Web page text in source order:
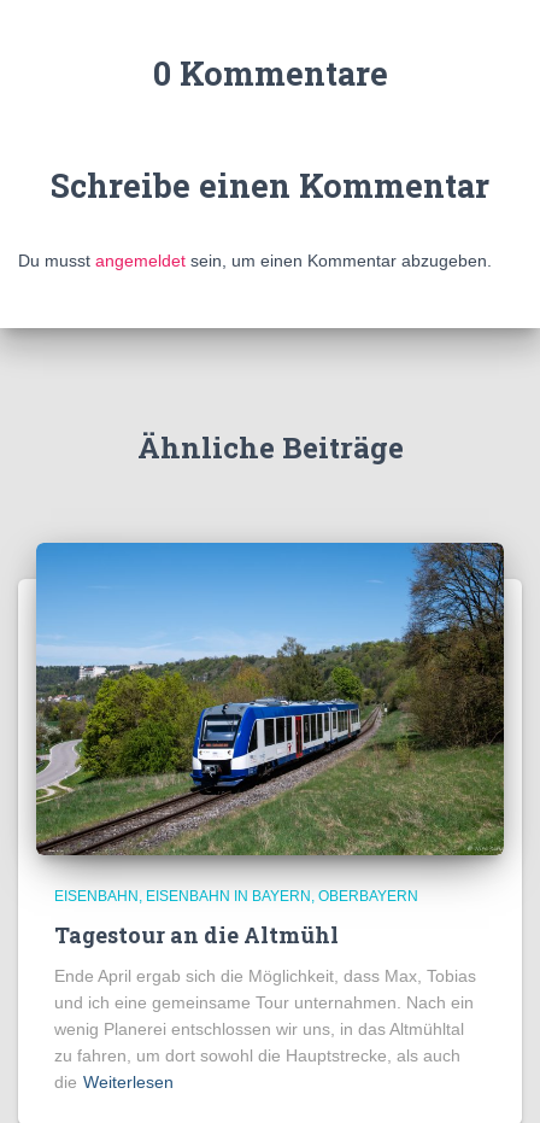
0 Kommentare
Schreibe einen Kommentar
Du musst angemeldet sein, um einen Kommentar abzugeben.
Ähnliche Beiträge
EISENBAHN EISENBAHN IN BAYERN OBERBAYERN
Tagestour an die Altmühl
Ende April ergab sich die Möglichkeit, dass Max, Tobias
und ich eine gemeinsame Tour unternahmen. Nach ein
wenig Planerei entschlossen wir uns, in das Altmühltal
zu fahren, um dort sowohl die Hauptstrecke, als auch
die Weiterlesen